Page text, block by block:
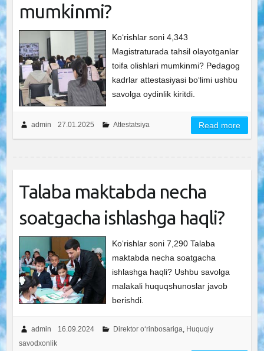
mumkinmi?
Ko‘rishlar soni 4,343
Magistraturada tahsil olayotganlar
toifa olishlari mumkinmi? Pedagog
kadrlar attestasiyasi bo‘limi ushbu
savolga oydinlik kiritdi.
admin 27.01.2025 Attestatsiya Read more
Talaba maktabda necha
soatgacha ishlashga haqli?
Ko‘rishlar soni 7,290 Talaba
maktabda necha soatgacha
ishlashga haqli? Ushbu savolga
malakali huquqshunoslar javob
berishdi.
admin 16.09.2024 Direktor o‘rinbosariga, Huquqiy
savodxonlik